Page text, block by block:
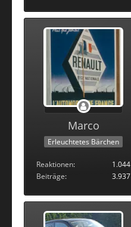
Marco
Erleuchtetes Bärchen
Reaktionen
1.044
Beiträge
3.937